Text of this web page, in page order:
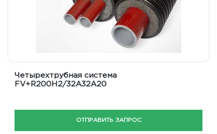
Четырехтрубная система
FV+R200H2/32A32A20
ОТПРАВИТЬ ЗАПРОС